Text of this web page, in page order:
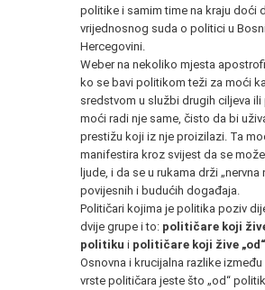
politike i samim time na kraju doći
vrijednosnog suda o politici u
Hercegovini.
Weber na nekoliko mjesta
ko se bavi politikom teži za moći
sredstvom u službi drugih ciljeva
moći radi nje same, čisto da bi
prestižu koji iz nje proizilazi. Ta
manifestira kroz svijest da se
ljude, i da se u rukama drži „nervna
povijesnih i budućih događaja.
Političari kojima je politika poziv
dvije grupe i to: političare koji
politiku i političare koji žive
Osnovna i krucijalna razlike
vrste političara jeste što „od“